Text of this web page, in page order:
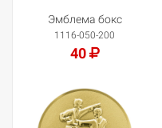
Эмблема бокс
1116-050-200
40
Добавить в корзину